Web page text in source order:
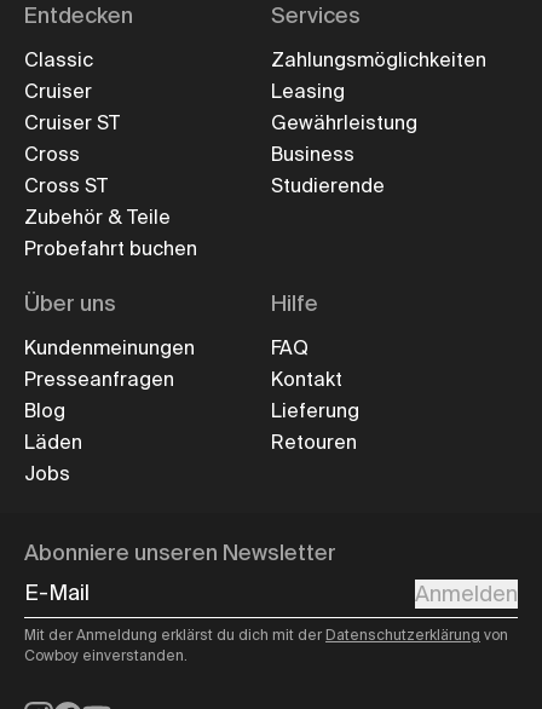
Entdecken
Classic
Cruiser
Cruiser ST
Cross
Cross ST
Zubehör & Teile
Probefahrt buchen
Services
Zahlungsmöglichkeiten
Leasing
Gewährleistung
Business
Studierende
Über uns
Kundenmeinungen
Presseanfragen
Blog
Läden
Jobs
Hilfe
FAQ
Kontakt
Lieferung
Retouren
Abonniere unseren Newsletter
E-Mail
Anmelden
Mit der Anmeldung erklärst du dich mit der Datenschutzerklärung von
Cowboy einverstanden.